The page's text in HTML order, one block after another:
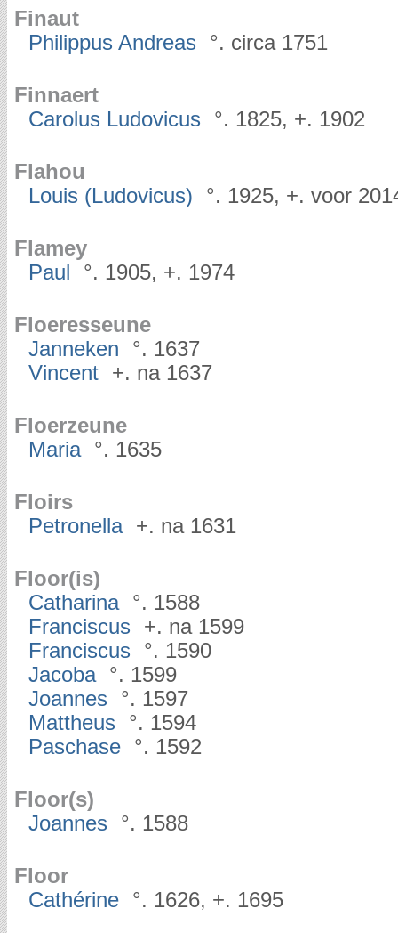
Finaut
Philippus Andreas
°. circa 1751
Finnaert
Carolus Ludovicus
°. 1825, +. 1902
Flahou
Louis (Ludovicus)
°. 1925, +. voor
Flamey
Paul
°. 1905, +. 1974
Floeresseune
Janneken
°. 1637
Vincent
+. na 1637
Floerzeune
Maria
°. 1635
Floirs
Petronella
+. na 1631
Floor(is)
Catharina
°. 1588
Franciscus
+. na 1599
Franciscus
°. 1590
Jacoba
°. 1599
Joannes
°. 1597
Mattheus
°. 1594
Paschase
°. 1592
Floor(s)
Joannes
°. 1588
Floor
Cathérine
°. 1626, +. 1695